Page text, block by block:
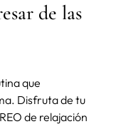
de las
que
Disfruta de tu
de relajación